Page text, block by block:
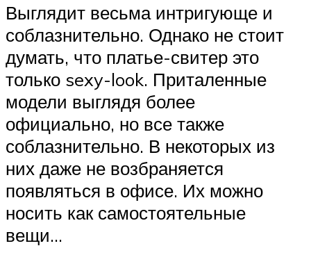
Выглядит весьма интригующе и
соблазнительно. Однако не стоит
думать, что платье-свитер это
только sexy-look. Приталенные
модели выглядя более
официально, но все также
соблазнительно. В некоторых из
них даже не возбраняется
появляться в офисе. Их можно
носить как самостоятельные
вещи…